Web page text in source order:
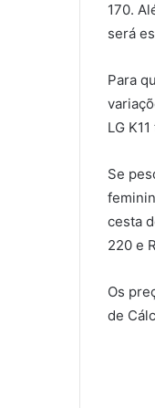
170.
será
Para
LG
Se
cesta
220 e
Os
de